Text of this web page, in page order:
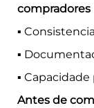
▪️
▪️
▪️
Antes de